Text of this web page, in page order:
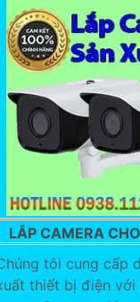
LẮP CAMERA
tôi cung cấp
thiết bị điện với